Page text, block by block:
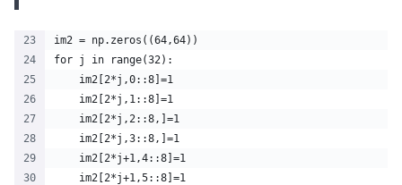
im2 = np.zeros((64,64))
for j in range(32):
    im2[2*j,0::8]=1
    im2[2*j,1::8]=1
    im2[2*j,2::8,]=1
    im2[2*j,3::8,]=1
    im2[2*j+1,4::8]=1
    im2[2*j+1,5::8]=1